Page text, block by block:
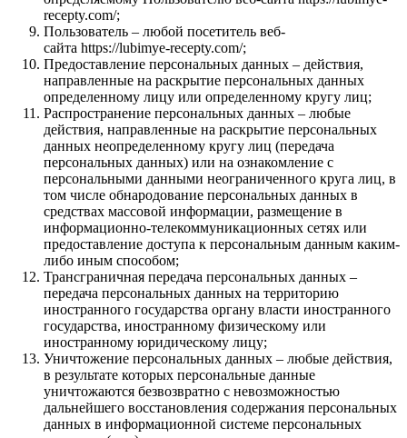
recepty.com/;
Пользователь – любой посетитель веб-
сайта https://lubimye-recepty.com/;
Предоставление персональных данных – действия,
направленные на раскрытие персональных данных
определенному лицу или определенному кругу лиц;
Распространение персональных данных – любые
действия, направленные на раскрытие персональных
данных неопределенному кругу лиц (передача
персональных данных) или на ознакомление с
персональными данными неограниченного круга лиц, в
том числе обнародование персональных данных в
средствах массовой информации, размещение в
информационно-телекоммуникационных сетях или
предоставление доступа к персональным данным каким-
либо иным способом;
Трансграничная передача персональных данных –
передача персональных данных на территорию
иностранного государства органу власти иностранного
государства, иностранному физическому или
иностранному юридическому лицу;
Уничтожение персональных данных – любые действия,
в результате которых персональные данные
уничтожаются безвозвратно с невозможностью
дальнейшего восстановления содержания персональных
данных в информационной системе персональных